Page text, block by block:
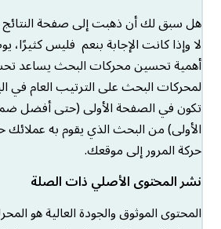
هل سبق لك أن ذهبت إلى صفحة النتائج
لا وإذا كانت الإجابة بنعم فليس
أهمية تحسين محركات البحث يساعد
لمحركات البحث على الترتيب العام في
تكون في الصفحة الأولى (حتى أفضل ضمن
الأولى) من البحث الذي يقوم به عملائك
حركة المرور إلى موقعك.
نشر المحتوى الأصلي ذات الصلة
المحتوى الموثوق والجودة العالية هو